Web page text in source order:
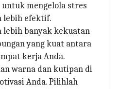
mengelola stres
lebih efektif.
lebih banyak kekuatan
yang kuat antara
kerja Anda.
warna dan kutipan di
Anda. Pilihlah